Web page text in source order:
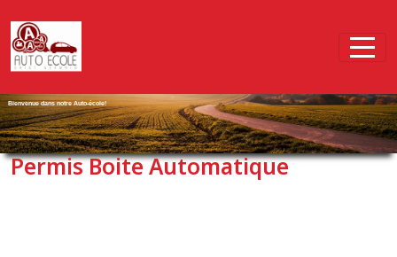
Bienvenue dans notre Auto-école!
Permis Boite Automatique